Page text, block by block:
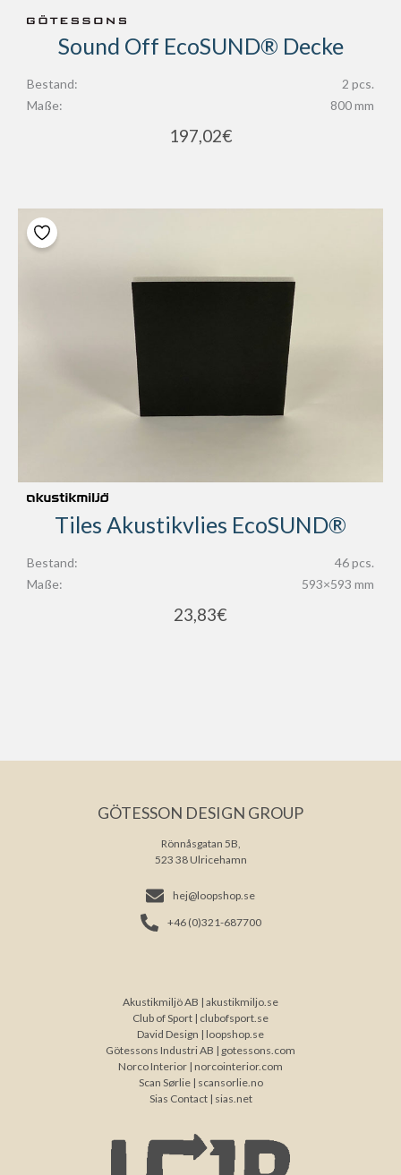
Sound Off EcoSUND® Decke
Bestand:
2 pcs.
Maße:
800 mm
197,02€
Tiles Akustikvlies EcoSUND®
Bestand:
46 pcs.
Maße:
593×593 mm
23,83€
GÖTESSON DESIGN GROUP
Rönnåsgatan 5B,
523 38 Ulricehamn
hej@loopshop.se
+46 (0)321-687700
Akustikmiljö AB | akustikmiljo.se
Club of Sport | clubofsport.se
David Design | loopshop.se
Götessons Industri AB | gotessons.com
Norco Interior | norcointerior.com
Scan Sørlie | scansorlie.no
Sias Contact | sias.net